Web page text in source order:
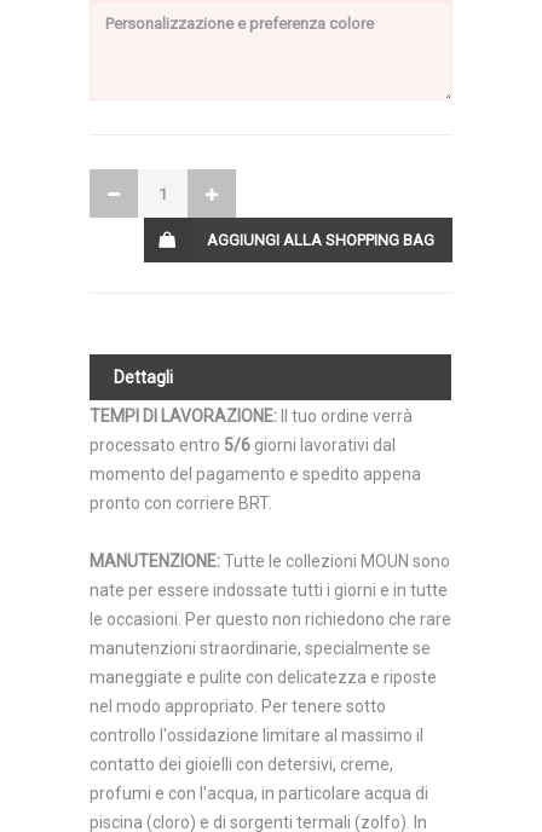
AGGIUNGI ALLA SHOPPING BAG
Dettagli
TEMPI DI LAVORAZIONE: Il tuo ordine verrà
processato entro 5/6 giorni lavorativi dal
momento del pagamento e spedito appena
pronto con corriere BRT.
MANUTENZIONE:Tutte le collezioni MOUN sono
nate per essere indossate tutti i giorni e in tutte
le occasioni. Per questo non richiedono che rare
manutenzioni straordinarie, specialmente se
maneggiate e pulite con delicatezza e riposte
nel modo appropriato. Per tenere sotto
controllo l'ossidazione limitare al massimo il
contatto dei gioielli con detersivi, creme,
profumi e con l'acqua, in particolare acqua di
piscina (cloro) e di sorgenti termali (zolfo). In